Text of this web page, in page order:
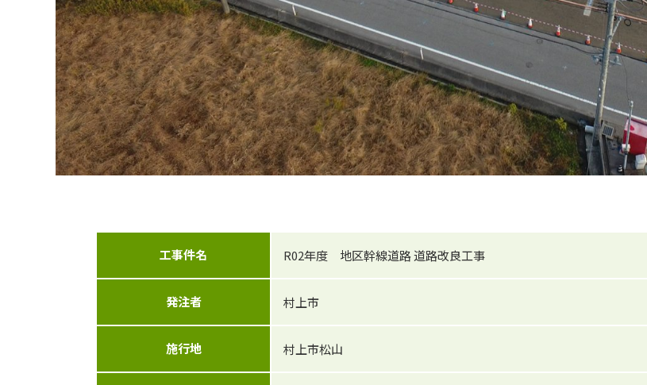
工事件名 R02年度 地区幹線道路 道路改良工事
発注者 村上市
施行地 村上市松山